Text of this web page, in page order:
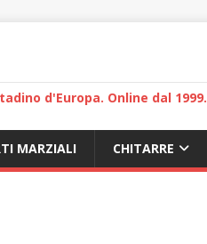
d'Europa. Online dal 1999.
MARZIALI CHITARRE